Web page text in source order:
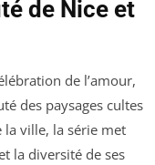
de Nice et
de l’amour,
des paysages cultes
la ville, la série met
la diversité de ses